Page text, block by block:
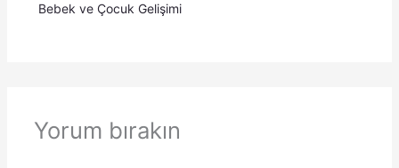
Bebek ve Çocuk Gelişimi
Yorum bırakın